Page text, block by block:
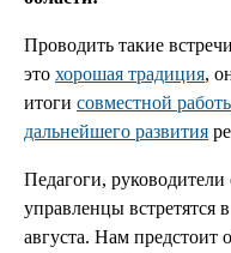
Проводить такие
это хорошая традиция,
итоги совместной
дальнейшего развития
Педагоги, руководители
управленцы встретятся
августа. Нам предстоит